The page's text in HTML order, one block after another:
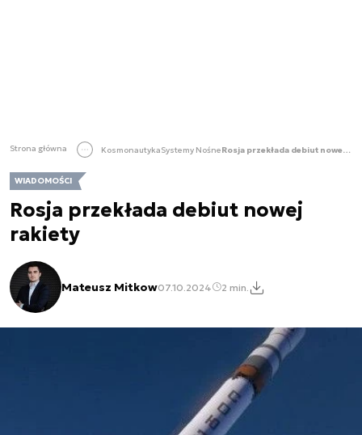
Strona główna KosmonautykaSystemy Nośne Rosja przekłada debiut nowej rakiety
WIADOMOŚCI
Rosja przekłada debiut nowej
rakiety
Mateusz Mitkow07.10.2024 2 min.